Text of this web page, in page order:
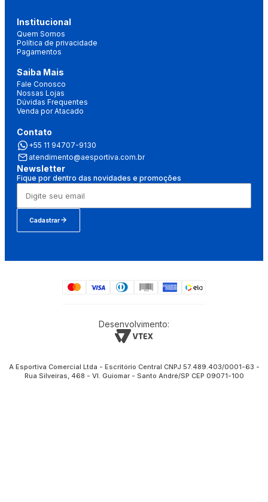
Institucional
Quem Somos
Política de privacidade
Pagamentos
Saiba Mais
Fale Conosco
Nossas Lojas
Dúvidas Frequentes
Venda por Atacado
Contato
+55 11 94707-9130
atendimento@aesportiva.com.br
Newsletter
Fique por dentro das novidades e promoções
Cadastrar
Desenvolvimento:
A Esportiva Comercial Ltda - Escritório Central CNPJ 57.489.403/0001-63 -
Rua Silveiras, 468 - Vl. Guiomar - Santo André/SP CEP 09071-100